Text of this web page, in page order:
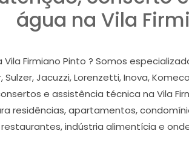
água na Vila
Firmiano Pinto ? Somos
Sulzer, Jacuzzi, Lorenzetti, Inova,
e assistência técnica na Vila
residências, apartamentos,
indústria alimentícia e